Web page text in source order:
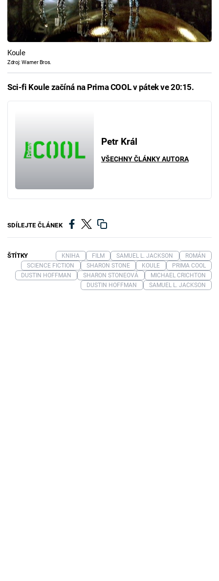
Koule
Zdroj: Warner Bros.
Sci-fi Koule začíná na Prima COOL v pátek ve 20:15.
Petr Král
VŠECHNY ČLÁNKY AUTORA
SDÍLEJTE ČLÁNEK
ŠTÍTKY KNIHA FILM SAMUEL L. JACKSON
ROMÁN
SCIENCE FICTION
SHARON STONE KOULE
PRIMA COOL
DUSTIN HOFFMAN
SHARON STONEOVÁ
MICHAEL CRICHTON
DUSTIN HOFFMAN
SAMUEL L. JACKSON